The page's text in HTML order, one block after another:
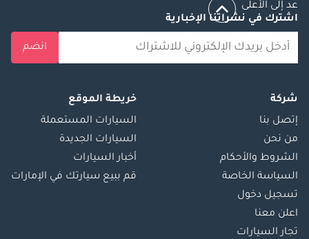
عد إلى الأعلى
اشترك في نشراتنا الإخبارية
انضم
شركة
إتصل بنا
من نحن
الشروط والأحكام
السياسة الخاصة
تسجيل دخول
اعلن معنا
تجار السيارات
خريطة الموقع
السيارات المستعملة
السيارات الجديدة
أخبار السيارات
قم ببيع سيارتك في الإمارات